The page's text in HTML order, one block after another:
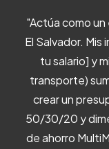
"Actúa como
El Salvador. Mis
tu salario] y
transporte)
crear un
50/30/20 y
de ahorro